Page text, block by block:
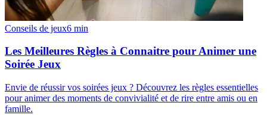
Conseils de jeux6 min
Les Meilleures Règles à Connaitre pour Animer une
Soirée Jeux
Envie de réussir vos soirées jeux ? Découvrez les règles essentielles
pour animer des moments de convivialité et de rire entre amis ou en
famille.